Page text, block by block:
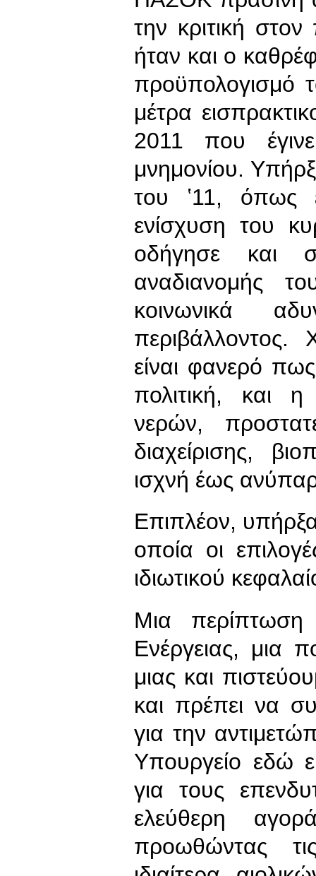
την κριτική
ήταν και ο
προϋπολογισμό
μέτρα
2011 που
μνημονίου.
του ʽ11, όπως
ενίσχυση του
οδήγησε και
αναδιανομής
κοινωνικά
περιβάλλοντος.
είναι φανερό
πολιτική, και
νερών,
διαχείρισης,
ισχνή έως
Επιπλέον,
οποία οι
ιδιωτικού
Μια περίπτωση
Ενέργειας, μια
μιας και
και πρέπει να
για την
Υπουργείο εδώ
για τους
ελεύθερη
προωθώντας